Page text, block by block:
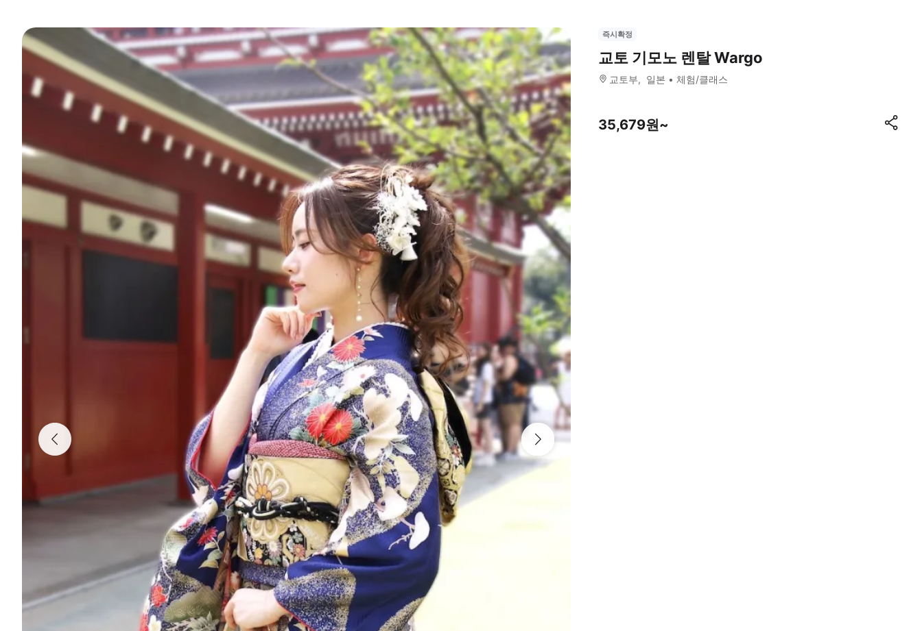
즉시확정
교토 기모노 렌탈 Wargo
교토부 일본 체험/클래스
35,679원~